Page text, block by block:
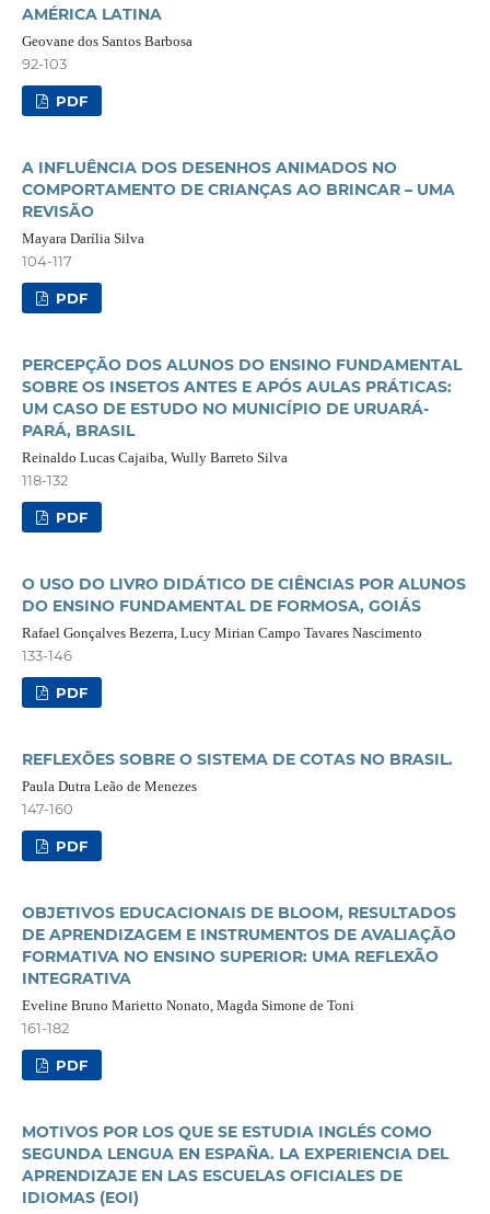
AMÉRICA LATINA
Geovane dos Santos Barbosa
92-103
PDF
A INFLUÊNCIA DOS DESENHOS ANIMADOS NO
COMPORTAMENTO DE CRIANÇAS AO BRINCAR – UMA
REVISÃO
Mayara Darília Silva
104-117
PDF
PERCEPÇÃO DOS ALUNOS DO ENSINO FUNDAMENTAL
SOBRE OS INSETOS ANTES E APÓS AULAS PRÁTICAS:
UM CASO DE ESTUDO NO MUNICÍPIO DE URUARÁ-
PARÁ, BRASIL
Reinaldo Lucas Cajaiba, Wully Barreto Silva
118-132
PDF
O USO DO LIVRO DIDÁTICO DE CIÊNCIAS POR ALUNOS
DO ENSINO FUNDAMENTAL DE FORMOSA, GOIÁS
Rafael Gonçalves Bezerra, Lucy Mirian Campo Tavares Nascimento
133-146
PDF
REFLEXÕES SOBRE O SISTEMA DE COTAS NO BRASIL.
Paula Dutra Leão de Menezes
147-160
PDF
OBJETIVOS EDUCACIONAIS DE BLOOM, RESULTADOS
DE APRENDIZAGEM E INSTRUMENTOS DE AVALIAÇÃO
FORMATIVA NO ENSINO SUPERIOR: UMA REFLEXÃO
INTEGRATIVA
Eveline Bruno Marietto Nonato, Magda Simone de Toni
161-182
PDF
MOTIVOS POR LOS QUE SE ESTUDIA INGLÉS COMO
SEGUNDA LENGUA EN ESPAÑA. LA EXPERIENCIA DEL
APRENDIZAJE EN LAS ESCUELAS OFICIALES DE
IDIOMAS (EOI)